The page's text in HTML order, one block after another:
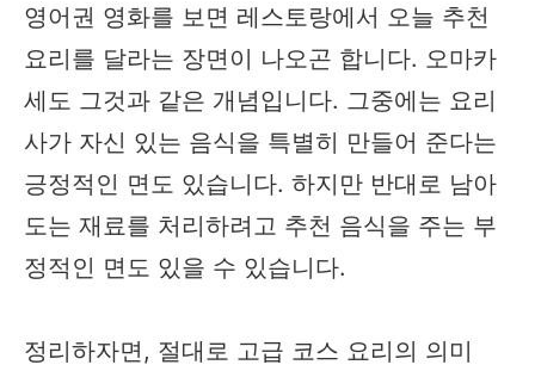
영어권 영화를 보면 레스토랑에서 오늘 추천
요리를 달라는 장면이 나오곤 합니다. 오마카
세도 그것과 같은 개념입니다. 그중에는 요리
사가 자신 있는 음식을 특별히 만들어 준다는
긍정적인 면도 있습니다. 하지만 반대로 남아
도는 재료를 처리하려고 추천 음식을 주는 부
정적인 면도 있을 수 있습니다.
정리하자면, 절대로 고급 코스 요리의 의미